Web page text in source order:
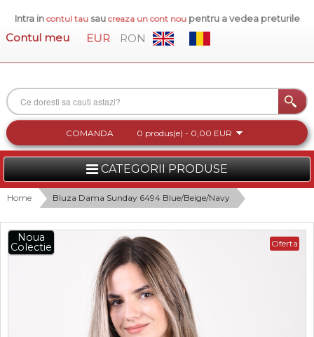
Intra in contul tausau creaza un cont nou pentru a vedea preturile
Contul meu EUR RON
COMANDA 0 produs(e) - 0,00 EUR
CATEGORII PRODUSE
FEMEI
BARBATI
INCALTAMINTE DAMA
ACCESORII DAMA
COLECTIA NOUA
Home Bluza Dama Sunday 6494 Blue/Beige/Navy
Oferta
Noua
Colectie